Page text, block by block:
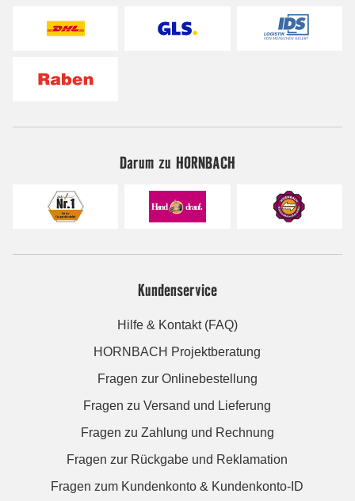
Darum zu HORNBACH
Kundenservice
Hilfe & Kontakt (FAQ)
HORNBACH Projektberatung
Fragen zur Onlinebestellung
Fragen zu Versand und Lieferung
Fragen zu Zahlung und Rechnung
Fragen zur Rückgabe und Reklamation
Fragen zum Kundenkonto & Kundenkonto-ID